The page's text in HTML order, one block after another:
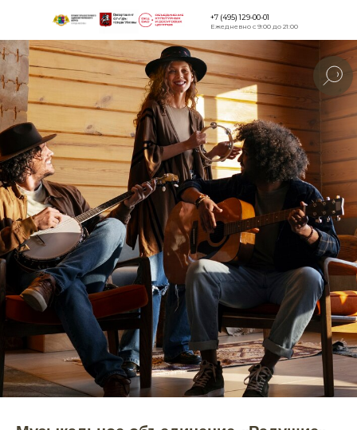
Версия для
+7 (495) 129-00-01
Ежедневно с 9:00 до 21:00